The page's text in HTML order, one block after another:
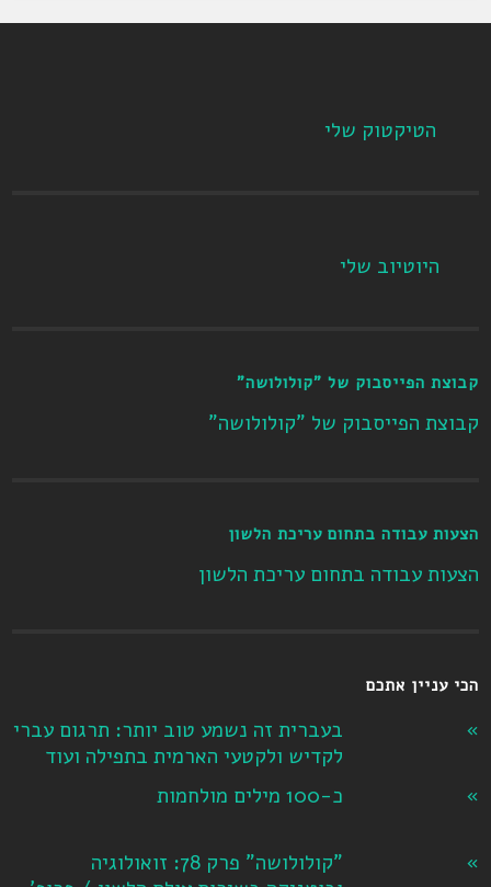
הטיקטוק שלי
היוטיוב שלי
קבוצת הפייסבוק של "קולולושה"
קבוצת הפייסבוק של "קולולושה"
הצעות עבודה בתחום עריכת הלשון
הצעות עבודה בתחום עריכת הלשון
הכי עניין אתכם
בעברית זה נשמע טוב יותר: תרגום עברי
לקדיש ולקטעי הארמית בתפילה ועוד
כ-100 מילים מולחמות
"קולולושה" פרק 78: זואולוגיה